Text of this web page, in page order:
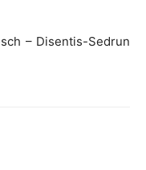
– Disentis-Sedrun